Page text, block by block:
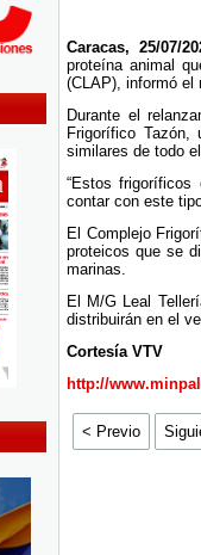
Caracas, 25/07/
proteína animal
(CLAP), informó el
Durante el
Frigorífico
similares de todo
“Estos
contar con este
El Complejo
proteicos que se
marinas.
El M/G Leal
distribuirán en el
Cortesía VTV
http://
< Previo